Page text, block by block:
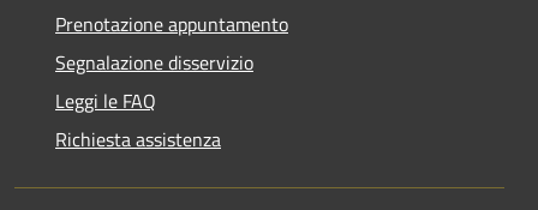
Prenotazione appuntamento
Segnalazione disservizio
Leggi le FAQ
Richiesta assistenza